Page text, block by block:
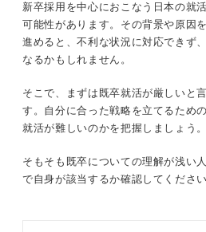
新卒採用を中心におこなう日本の就
可能性があります。その背景や原因
進めると、不利な状況に対応できず
なるかもしれません。
そこで、まずは既卒就活が厳しいと
す。自分に合った戦略を立てるため
就活が難しいのかを把握しましょう。
そもそも既卒についての理解が浅い
で自身が該当するか確認してください
した成功事例
プロが解説！ 既卒が就活終盤か
空白期間があるからこその強み
を乗り越えよう